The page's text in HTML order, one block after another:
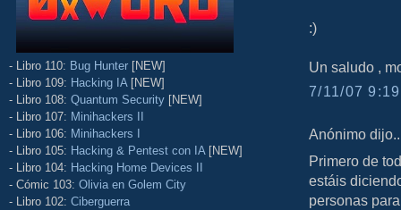
- Libro 110: Bug Hunter [NEW]
- Libro 109: Hacking IA[NEW]
- Libro 108: Quantum Security [NEW]
- Libro 107: Minihackers II
- Libro 106: Minihackers I
- Libro 105: Hacking & Pentest con IA[NEW]
- Libro 104: Hacking Home Devices II
- Cómic 103: Olivia en Golem City
- Libro 102: Ciberguerra
:)
Un saludo ,
7/11/07
Anónimo
Primero de
estáis
personas